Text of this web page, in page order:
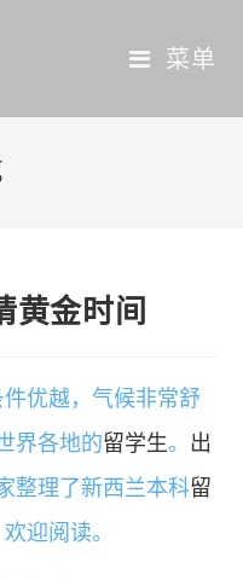
菜单
黄金时间
优越，气候非常舒
界各地的留学生。 出
整理了新西兰本科留
迎阅读。